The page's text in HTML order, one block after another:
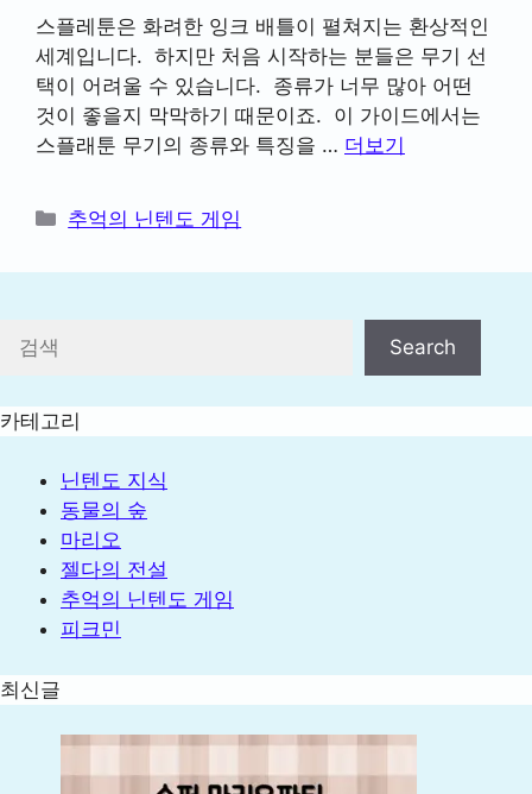
스플레툰은 화려한 잉크 배틀이 펼쳐지는 환상적인
세계입니다. 하지만 처음 시작하는 분들은 무기 선
택이 어려울 수 있습니다. 종류가 너무 많아 어떤
것이 좋을지 막막하기 때문이죠. 이 가이드에서는
스플래툰 무기의 종류와 특징을 … 더보기
카
고
추억의 닌텐도 게임
검색
Search
카테고리
닌텐도 지식
동물의 숲
마리오
젤다의 전설
추억의 닌텐도 게임
피크민
최신글